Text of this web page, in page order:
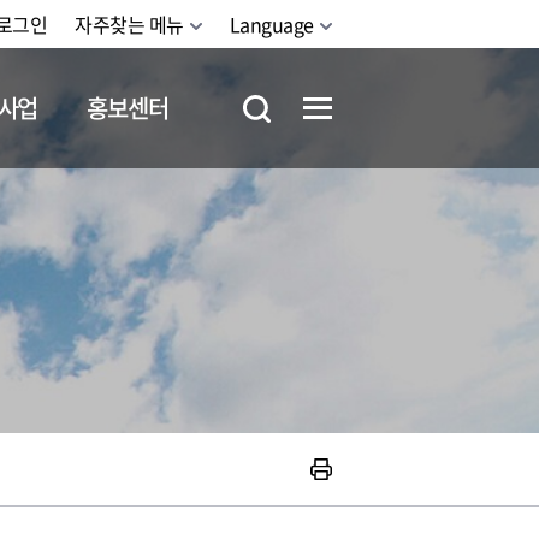
그인 자주찾는 메뉴 Language
업 홍보센터